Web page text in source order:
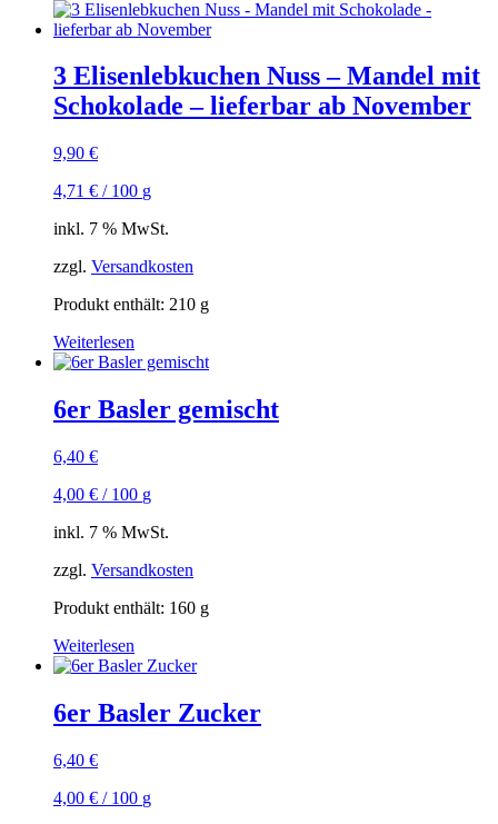
3 Elisenlebkuchen Nuss – Mandel mit
Schokolade – lieferbar ab November
9,90 €
4,71 € / 100 g
inkl. 7 % MwSt.
zzgl. Versandkosten
Produkt enthält: 210 g
Weiterlesen
6er Basler gemischt
6,40 €
4,00 € / 100 g
inkl. 7 % MwSt.
zzgl. Versandkosten
Produkt enthält: 160 g
Weiterlesen
6er Basler Zucker
6,40 €
4,00 € / 100 g